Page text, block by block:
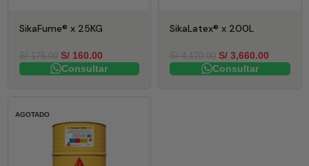
SikaFume® x 25KG
S/160.00
Consultar
SikaLatex® x 200L
S/ 3,660.00
Consultar
AGOTADO